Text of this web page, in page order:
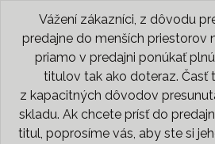
Vážení zákazníci, z dôvodu
predajne do menších priestorov
priamo v predajni ponúkať
titulov tak ako doteraz. Časť
z kapacitných dôvodov
skladu. Ak chcete prísť do
titul, poprosíme vás, aby ste si